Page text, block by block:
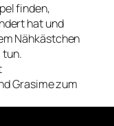
finden,
hat und
Nähkästchen
tun.
Grasime zum